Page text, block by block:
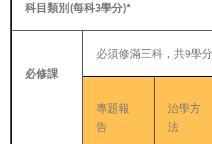
科目類別 (每科3學分)*
必修課
必須修滿三科，共9學分
專題報
告
治學方
法